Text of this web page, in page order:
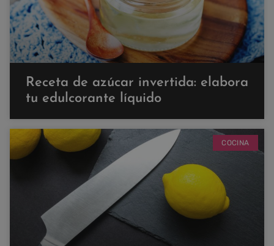
Receta de azúcar invertida: elabora
tu edulcorante líquido
COCINA